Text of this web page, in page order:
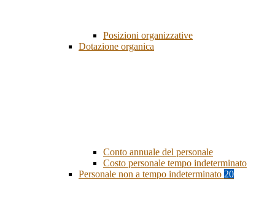
Posizioni organizzative
Dotazione organica
Conto annuale del personale
Costo personale tempo indeterminato
Personale non a tempo indeterminato 20